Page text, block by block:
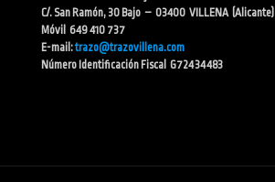
C/. San Ramón, 30 Bajo – 03400 VILLENA (Alicante)
Móvil 649 410 737
E-mail:trazo@trazovillena.com
Número Identificación Fiscal G72434483